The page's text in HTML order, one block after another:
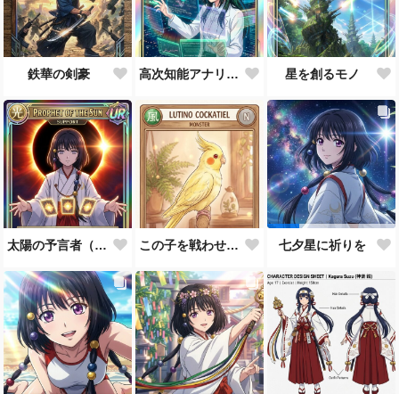
鉄華の剣豪 高次知能アナリスト MEI（Mathematical Electronic Intelligenc） 星を創るモノ
太陽の予言者（プロンプト使い方あってるんだろうか？） この子を戦わせるなんて出来ません！！ 七夕星に祈りを